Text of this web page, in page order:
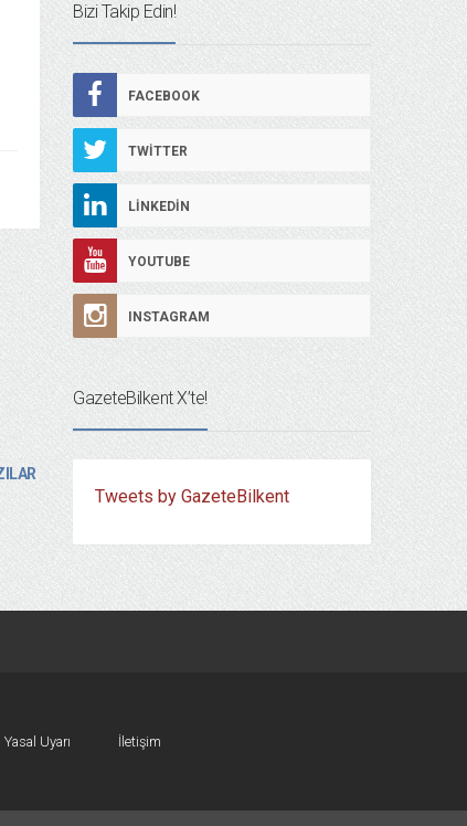
Bizi Takip Edin!
FACEBOOK
TWITTER
LINKEDIN
YOUTUBE
INSTAGRAM
GazeteBilkent X’te!
Tweets by GazeteBilkent
Yasal Uyarı İletişim